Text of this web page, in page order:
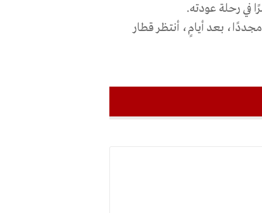
في رحلة عودته.
بعد أيامٍ، أنتظر قطار